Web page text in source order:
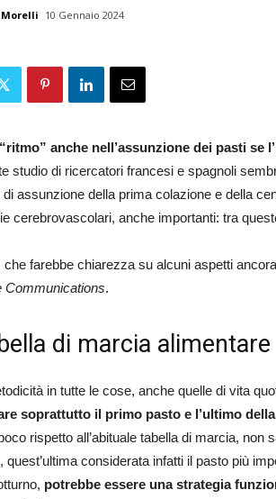
Morelli 10 Gennaio 2024
anche nell’assunzione dei pasti se
studio di ricercatori francesi e spagnoli
di assunzione della prima colazione e della
cerebrovascolari, anche importanti: tra
che farebbe chiarezza su alcuni aspetti
Communications.
di marcia alimentare
in tutte le cose, anche quelle di vita
soprattutto il primo pasto e l’ultimo
rispetto all’abituale tabella di marcia, non
quest’ultima considerata infatti il pasto più
potrebbe essere una strategia